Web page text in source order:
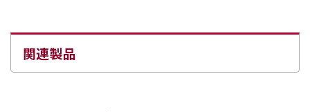
関連製品